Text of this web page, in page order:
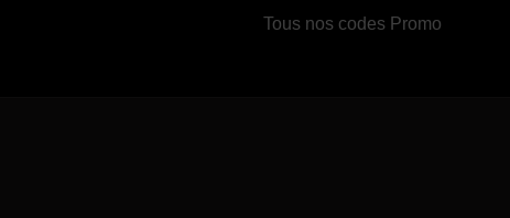
Tous nos codes Promo